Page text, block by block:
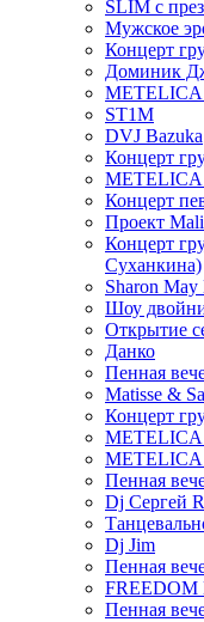
SLIM с
Мужское
Концерт
Доминик
ST1M
DVJ Bazuka
Концерт
Концерт
Проект
Концерт
Суханкина)
Sharon
Шоу
Открытие
Данко
Пенная
Matisse &
Концерт
Пенная
Dj Сергей
Dj Jim
Пенная
FREEDOM
Пенная